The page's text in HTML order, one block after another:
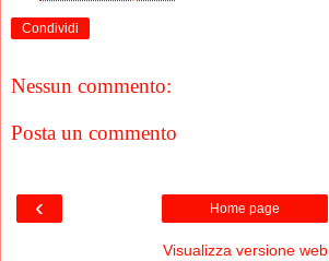
Condividi
Nessun commento:
Posta un commento
‹ Home page
Visualizza versione web